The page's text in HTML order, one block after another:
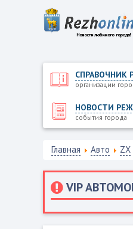
СПРАВОЧНИК
организации
НОВОСТИ
события города
Главная Авто ZX
VIP